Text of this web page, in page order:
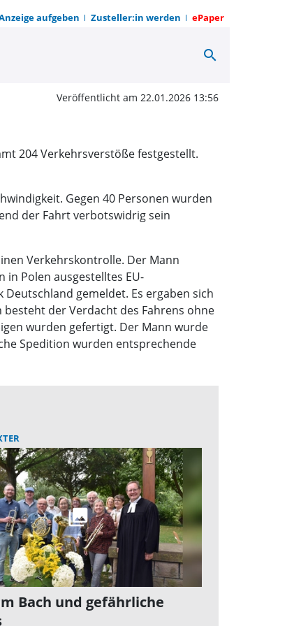
aufgeben Zusteller:in werden ePaper
|
search
Veröffentlicht am 22.01.2026 13:56
204 Verkehrsverstöße festgestellt.
Gegen 40 Personen wurden
der Fahrt verbotswidrig sein
Verkehrskontrolle. Der Mann
in Polen ausgestelltes EU-
gemeldet. Es ergaben sich
besteht der Verdacht des Fahrens ohne
wurden gefertigt. Der Mann wurde
Spedition wurden entsprechende
Bach und gefährliche